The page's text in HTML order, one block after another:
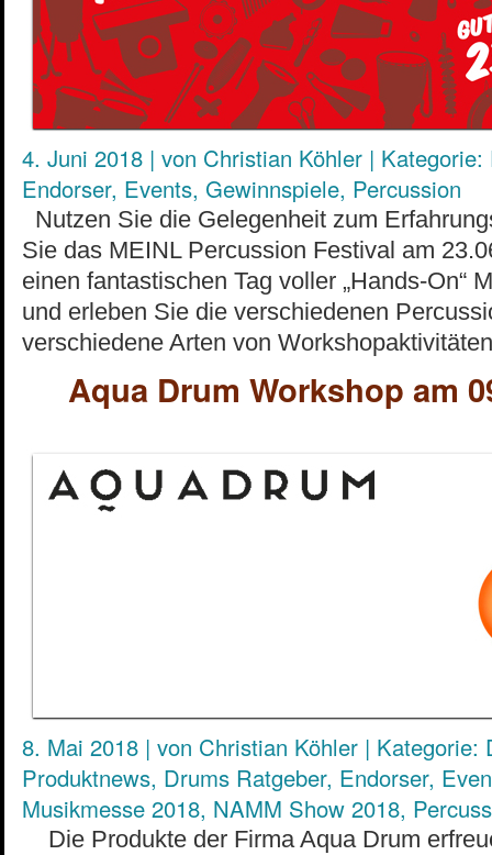
4. Juni 2018 | von Christian Köhler | Kategorie:
Endorser, Events, Gewinnspiele, Percussion
Nutzen Sie die Gelegenheit zum
Sie das MEINL Percussion Festival am
einen fantastischen Tag voller „Hands-On“
und erleben Sie die verschiedenen
verschiedene Arten von
Aqua Drum Workshop am
8. Mai 2018 | von Christian Köhler | Kategorie:
Produktnews, Drums Ratgeber, Endorser,
Musikmesse 2018, NAMM Show 2018,
Die Produkte der Firma Aqua Drum